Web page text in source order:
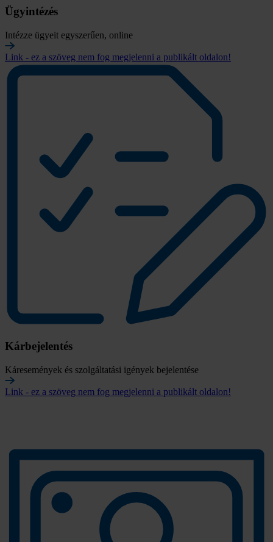
Ügyintézés
Intézze ügyeit egyszerűen, online
Link - ez a szöveg nem fog megjelenni a publikált oldalon!
Kárbejelentés
Káresemények és szolgáltatási igények bejelentése
Link - ez a szöveg nem fog megjelenni a publikált oldalon!